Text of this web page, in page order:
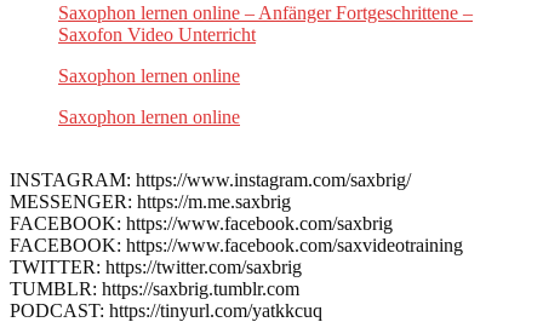
Saxophon lernen online – Anfänger Fortgeschrittene –
Saxofon Video Unterricht
Saxophon lernen online
Saxophon lernen online
INSTAGRAM: https://www.instagram.com/saxbrig/
MESSENGER: https://m.me.saxbrig
FACEBOOK: https://www.facebook.com/saxbrig
FACEBOOK: https://www.facebook.com/saxvideotraining
TWITTER: https://twitter.com/saxbrig
TUMBLR: https://saxbrig.tumblr.com
PODCAST: https://tinyurl.com/yatkkcuq